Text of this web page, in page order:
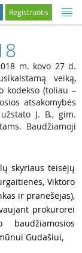
Registruotis
m. kovo 27 d.
veiką,
kodekso (toliau –
atsakomybės
J. B., gim.
Baudžiamoji
skyriaus teisėjų
Viktoro
ir pranešėjas),
prokurorei
Gudašiui,